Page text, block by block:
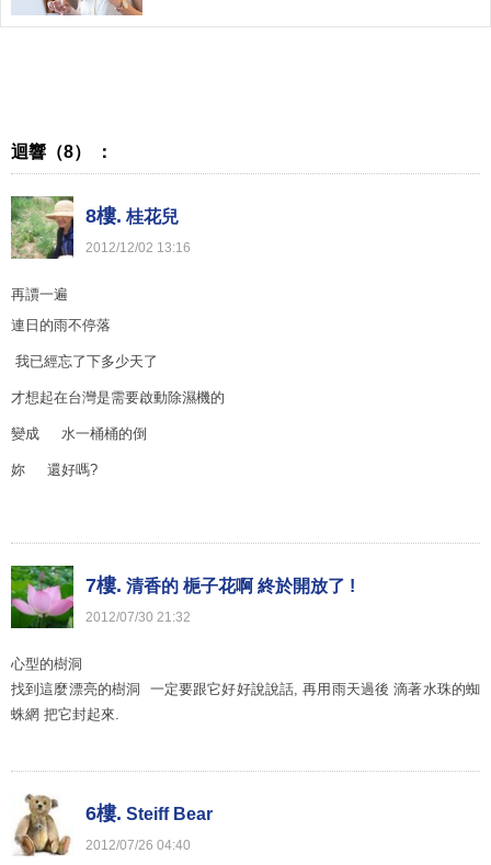
迴響（8） ：
8樓. 桂花兒
2012/12/02 13:16
再䜖一遍
連日的雨不停落
我已經忘了下多少天了
才想起在台灣是需要啟動除濕機的
變成 水一桶桶的倒
妳 還好嗎?
7樓. 清香的 梔子花啊 終於開放了 !
2012/07/30 21:32
心型的樹洞
找到這麼漂亮的樹洞 一定要跟它好好說說話, 再用雨天過後 滴著水珠的蜘
蛛網 把它封起來.
6樓. Steiff Bear
2012/07/26 04:40